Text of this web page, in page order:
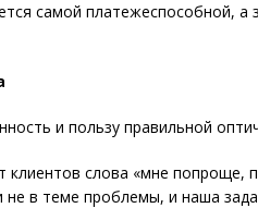
самой платежеспособной, а
и пользу правильной
слова «мне попроще,
не в теме проблемы, и наша